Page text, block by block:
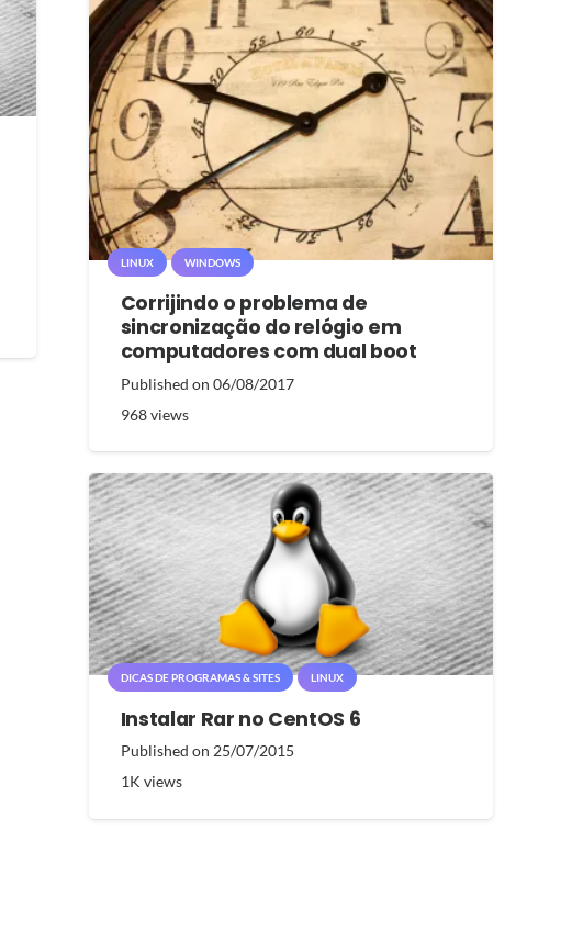
LINUX WINDOWS
Corrijindo o problema de
sincronização do relógio em
computadores com dual boot
Published on 06/08/2017
968views
DICAS DE PROGRAMAS & SITES LINUX
Instalar Rar no CentOS 6
Published on 25/07/2015
1K views